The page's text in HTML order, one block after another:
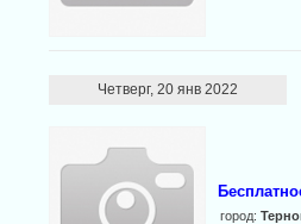
Четверг, 20 янв 2022
город: